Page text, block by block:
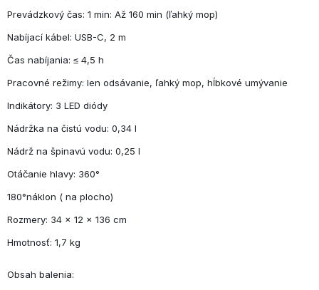
Prevádzkový čas: 1 min: Až 160 min (ľahký mop)
Nabíjací kábel: USB-C, 2 m
Čas nabíjania: ≤ 4,5 h
Pracovné režimy: len odsávanie, ľahký mop, hĺbkové umývanie
Indikátory: 3 LED diódy
Nádržka na čistú vodu: 0,34 l
Nádrž na špinavú vodu: 0,25 l
Otáčanie hlavy: 360°
180°náklon ( na plocho)
Rozmery: 34 × 12 × 136 cm
Hmotnosť: 1,7 kg
Obsah balenia: